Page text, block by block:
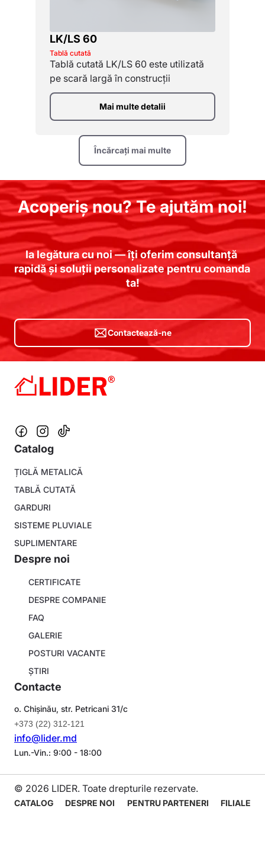
LK/LS 60
Tablă cutată
Tablă cutată LK/LS 60 este utilizată
pe scară largă în construcții
Mai multe detalii
Încărcați mai multe
Acoperiș nou? Te ajutăm noi!
Ia legătura cu noi — îți oferim consultanță
rapidă și soluții personalizate pentru comanda
ta!
Contactează-ne
Catalog
Footer
menu
ȚIGLĂ METALICĂ
TABLĂ CUTATĂ
GARDURI
SISTEME PLUVIALE
SUPLIMENTARE
Despre noi
About
company
CERTIFICATE
DESPRE COMPANIE
FAQ
GALERIE
POSTURI VACANTE
ȘTIRI
Contacte
o. Chișinău, str. Petricani 31/c
+373 (22) 312-121
info@lider.md
Lun.-Vin.: 9:00 - 18:00
© 2026 LIDER. Toate drepturile rezervate.
Navigare
CATALOG DESPRE NOI PENTRU PARTENERI FILIALE